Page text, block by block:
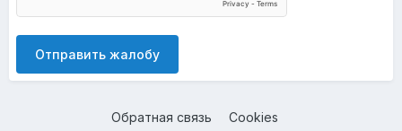
Отправить жалобу
Обратная связь Cookies